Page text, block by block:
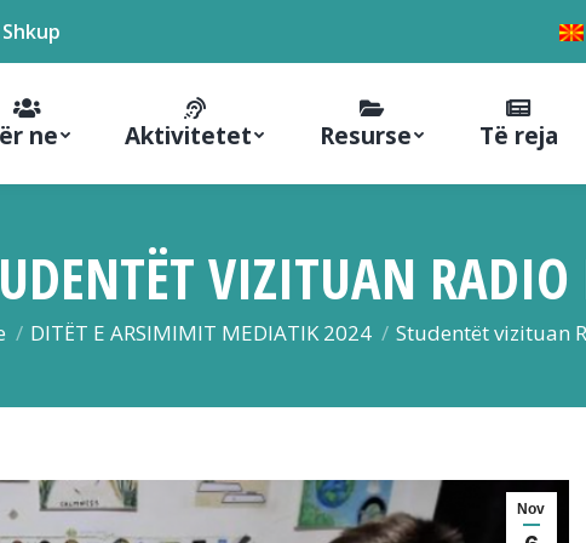
ne Aktivitetet Resurse Të reja
VIZITUAN
here:
DITËT E ARSIMIMIT MEDIATIK 2024 Studentët vizituan
Nov